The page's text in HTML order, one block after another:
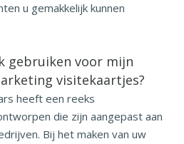
u gemakkelijk kunnen
gebruiken voor mijn
visitekaartjes?
heeft een reeks
die zijn aangepast aan
Bij het maken van uw